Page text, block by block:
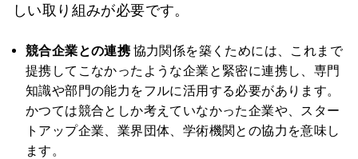
しい取り組みが必要です。
競合企業との連携協力関係を築くためには、これまで
提携してこなかったような企業と緊密に連携し、専門
知識や部門の能力をフルに活用する必要があります。
かつては競合としか考えていなかった企業や、スター
トアップ企業、業界団体、学術機関との協力を意味し
ます。